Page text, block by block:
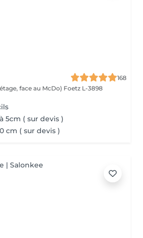
168
face au McDo) Foetz L-3898
5cm ( sur devis )
cm ( sur devis )